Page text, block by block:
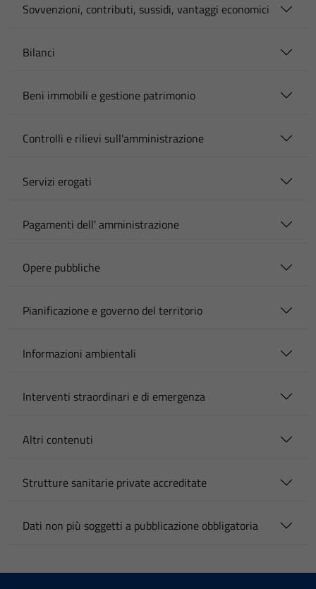
Sovvenzioni, contributi, sussidi, vantaggi economici
Bilanci
Beni immobili e gestione patrimonio
Controlli e rilievi sull'amministrazione
Servizi erogati
Pagamenti dell' amministrazione
Opere pubbliche
Pianificazione e governo del territorio
Informazioni ambientali
Interventi straordinari e di emergenza
Altri contenuti
Strutture sanitarie private accreditate
Dati non più soggetti a pubblicazione obbligatoria